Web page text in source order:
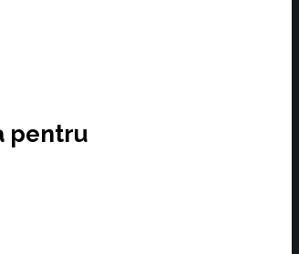
pentru